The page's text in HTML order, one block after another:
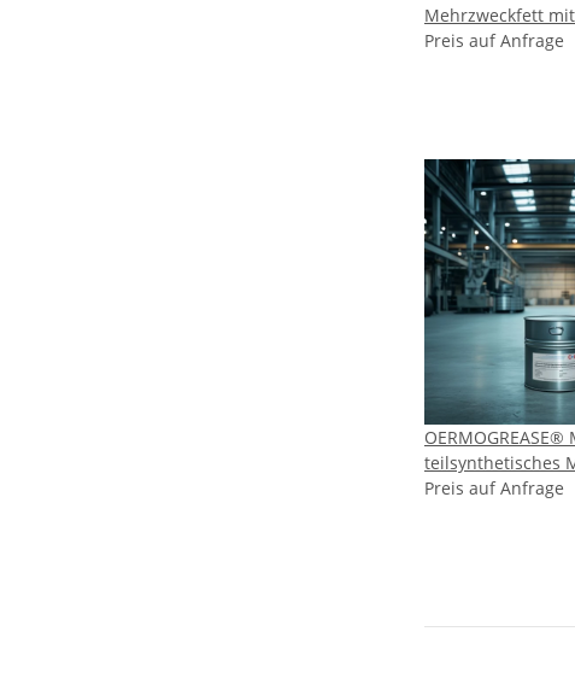
Mehrzweckfett mit
Preis auf Anfrage
OERMOGREASE®
teilsynthetisches
- NLGI 2 #1
Preis auf Anfrage